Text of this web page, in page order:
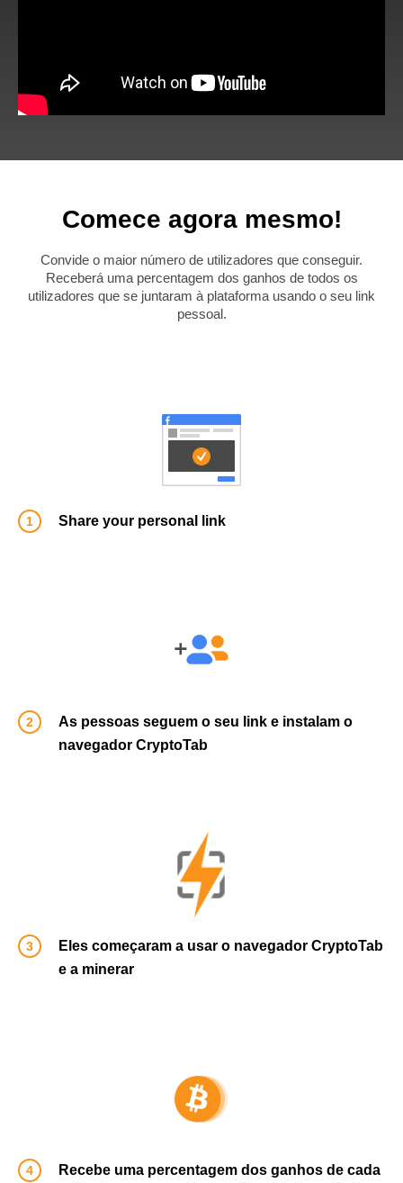
Comece agora mesmo!
Convide o maior número de utilizadores que conseguir.
Receberá uma percentagem dos ganhos de todos os
utilizadores que se juntaram à plataforma usando o seu link
pessoal.
Share your personal link
As pessoas seguem o seu link e instalam o
navegador CryptoTab
Eles começaram a usar o navegador CryptoTab
e a minerar
Recebe uma percentagem dos ganhos de cada